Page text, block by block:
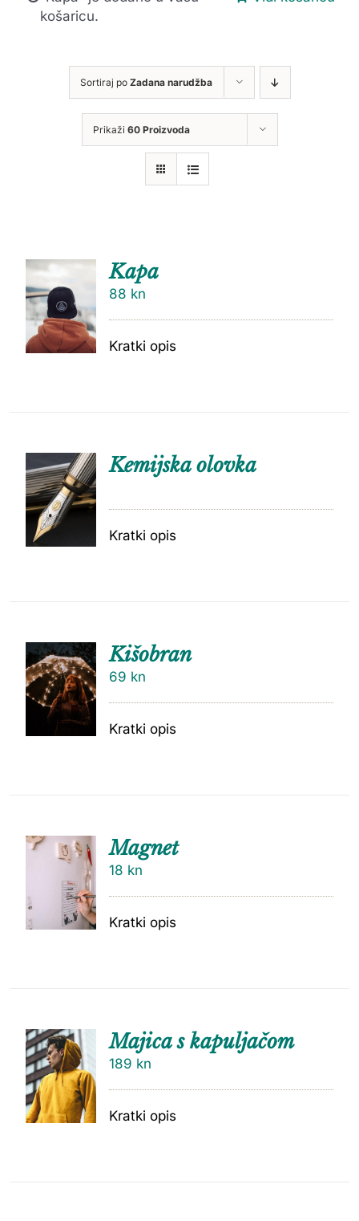
košaricu.
Sortiraj po Zadana narudžba
Prikaži 60 Proizvoda
Kapa
88 kn
Kratki opis
Kemijska olovka
Kratki opis
DODAJ
U
KOŠARI
Kišobran
69 kn
Kratki opis
DODAJ
Magnet
18 kn
Kratki opis
U
KOŠARI
Majica s kapuljačom
189 kn
Kratki opis